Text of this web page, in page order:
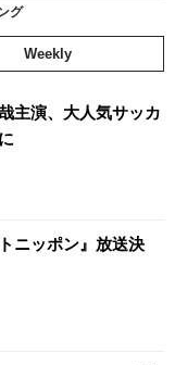
グ
Weekly
主演、大人気サッカ
ニッポン』放送決